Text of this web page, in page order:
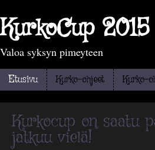
KurkoCup 2015
Valoa syksyn pimeyteen
Etusivu Kurko-ohjeet Kurko-
Kurkocup on saatu
jatkuu vielä!